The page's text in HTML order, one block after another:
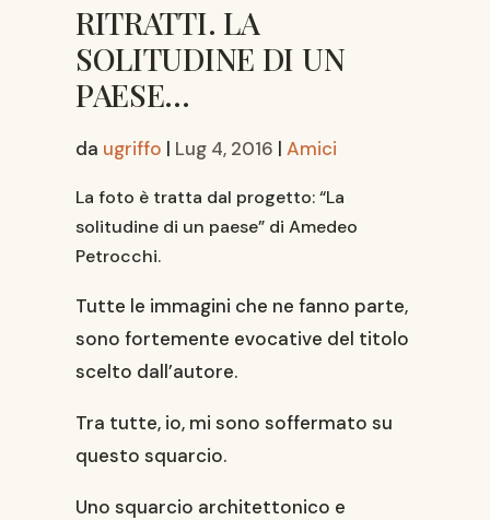
RITRATTI. LA
SOLITUDINE DI UN
PAESE…
da ugriffo | Lug 4, 2016 | Amici
La foto è tratta dal progetto: “La
solitudine di un paese” di Amedeo
Petrocchi.
Tutte le immagini che ne fanno parte,
sono fortemente evocative del titolo
scelto dall’autore.
Tra tutte, io, mi sono soffermato su
questo squarcio.
Uno squarcio architettonico e